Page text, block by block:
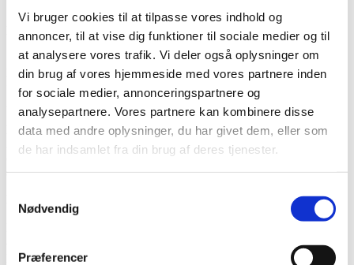
Vi bruger cookies til at tilpasse vores indhold og
annoncer, til at vise dig funktioner til sociale medier og til
at analysere vores trafik. Vi deler også oplysninger om
din brug af vores hjemmeside med vores partnere inden
for sociale medier, annonceringspartnere og
analysepartnere. Vores partnere kan kombinere disse
data med andre oplysninger, du har givet dem, eller som
de har indsamlet fra din brug af deres tjenester.
Nødvendig
Præferencer
D. 20.06.2022
”Jeg er meget tilfreds”
D. 30.04.2022
”Jeg kan kun anbefale servicen herfra. De var virkelig med til at
gøre tingende lettere i den svære tid.”
D. 30.04.2022
Alt blev løst og husket. Lige meget hvad jeg pludselig kom i tanke
om, havde bedemanden allerede styr på det. Jeg kan på det varmeste
anbefale bedemand Per Rasmussen”.
”2 gange har i hjulpet mig. Hver gang super søde og altid klar til at
at være med til, at køre hende ud, var det så fin en måde i løste det
på. Tusinde tak for jeres rare væsen”.